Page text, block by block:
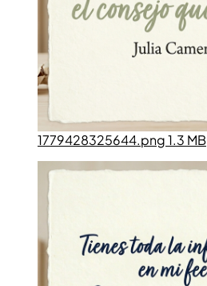
1779428325644.png 1.3 MB